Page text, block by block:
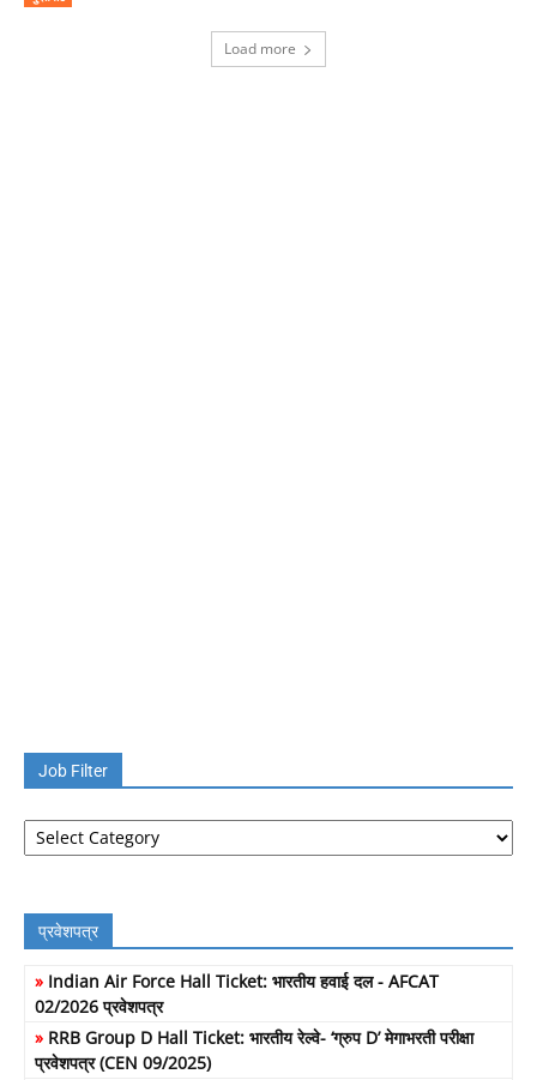
Load more
Job Filter
Job
Filter
प्रवेशपत्र
» Indian Air Force Hall Ticket: भारतीय हवाई दल - AFCAT
02/2026 प्रवेशपत्र
» RRB Group D Hall Ticket: भारतीय रेल्वे- ‘ग्रुप D’ मेगाभरती परीक्षा
प्रवेशपत्र (CEN 09/2025)